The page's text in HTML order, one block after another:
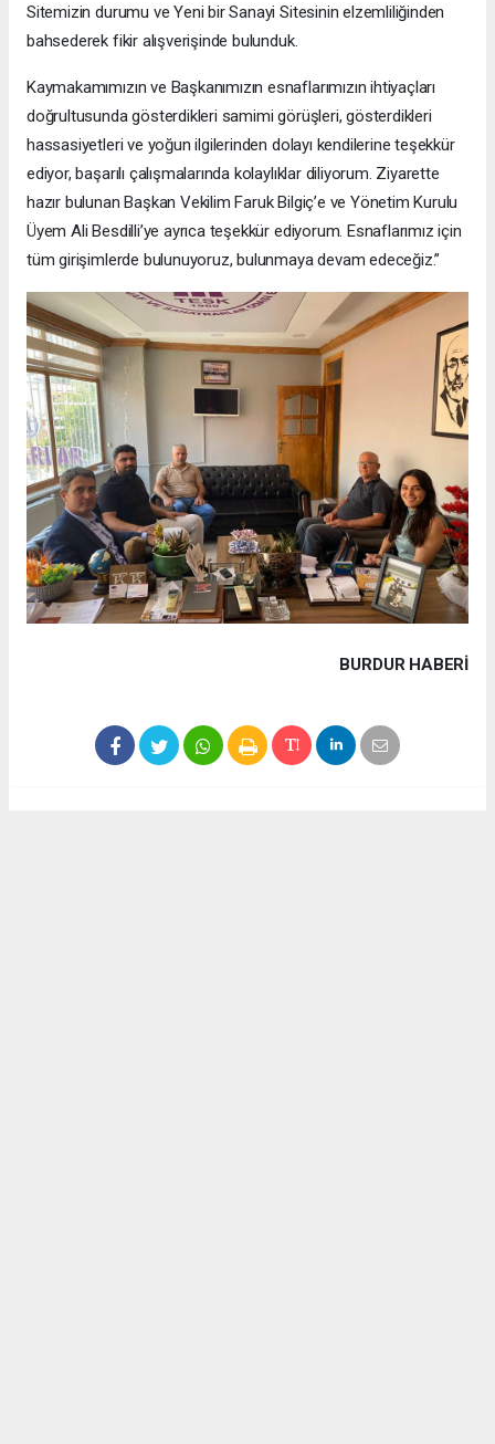
Sitemizin durumu ve Yeni bir Sanayi Sitesinin elzemliliğinden
bahsederek fikir alışverişinde bulunduk.
Kaymakamımızın ve Başkanımızın esnaflarımızın ihtiyaçları
doğrultusunda gösterdikleri samimi görüşleri, gösterdikleri
hassasiyetleri ve yoğun ilgilerinden dolayı kendilerine teşekkür
ediyor, başarılı çalışmalarında kolaylıklar diliyorum. Ziyarette
hazır bulunan Başkan Vekilim Faruk Bilgiç’e ve Yönetim Kurulu
Üyem Ali Besdilli’ye ayrıca teşekkür ediyorum. Esnaflarımız için
tüm girişimlerde bulunuyoruz, bulunmaya devam edeceğiz.”
BURDUR HABERİ